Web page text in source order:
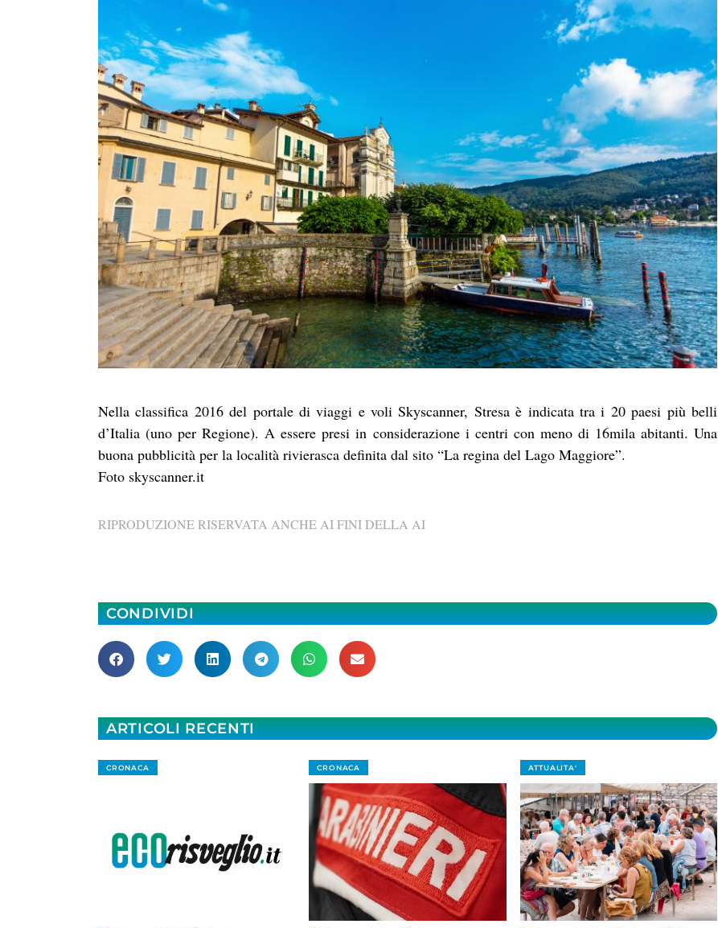
Nella classifica 2016 del portale di viaggi e voli Skyscanner, Stresa è indicata tra i 20 paesi più belli
d’Italia (uno per Regione). A essere presi in considerazione i centri con meno di 16mila abitanti. Una
buona pubblicità per la località rivierasca definita dal sito “La regina del Lago Maggiore”.
Foto skyscanner.it
RIPRODUZIONE RISERVATA ANCHE AI FINI DELLA AI
CONDIVIDI
ARTICOLI RECENTI
CRONACA CRONACA ATTUALITA'